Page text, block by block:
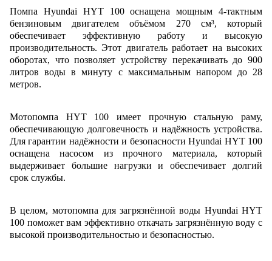
Помпа Hyundai HYT 100 оснащена мощным 4-тактным
бензиновым двигателем объёмом 270 см³, который
обеспечивает эффективную работу и высокую
производительность. Этот двигатель работает на высоких
оборотах, что позволяет устройству перекачивать до 900
литров воды в минуту с максимальным напором до 28
метров.
Мотопомпа HYT 100 имеет прочную стальную раму,
обеспечивающую долговечность и надёжность устройства.
Для гарантии надёжности и безопасности Hyundai HYT 100
оснащена насосом из прочного материала, который
выдерживает большие нагрузки и обеспечивает долгий
срок службы.
В целом, мотопомпа для загрязнённой воды Hyundai HYT
100 поможет вам эффективно откачать загрязнённую воду с
высокой производительностью и безопасностью.